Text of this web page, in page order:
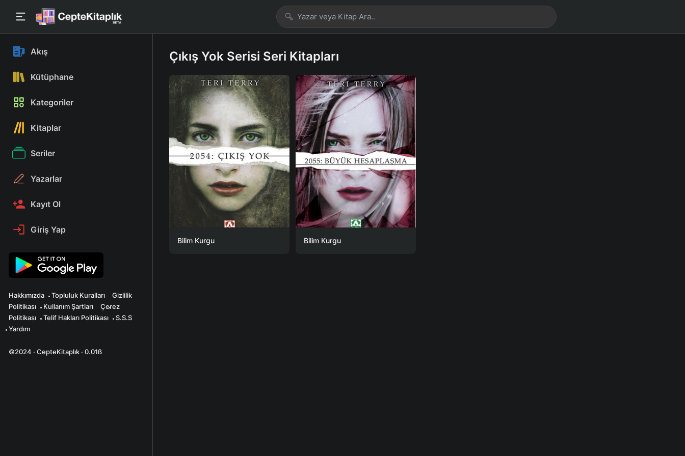
Akış
Kütüphane
Kategoriler
Kitaplar
Seriler
Yazarlar
Kayıt Ol
Giriş Yap
Hakkımızda Topluluk Kuralları
Gizlilik
Politikası
Kullanım Şartları
Çerez
Politikası
Telif Hakları Politikası
S.S.S
Yardım
©2024 · CepteKitaplık · 0.01ß
Çıkış Yok Serisi Seri Kitapları
Bilim Kurgu Bilim Kurgu